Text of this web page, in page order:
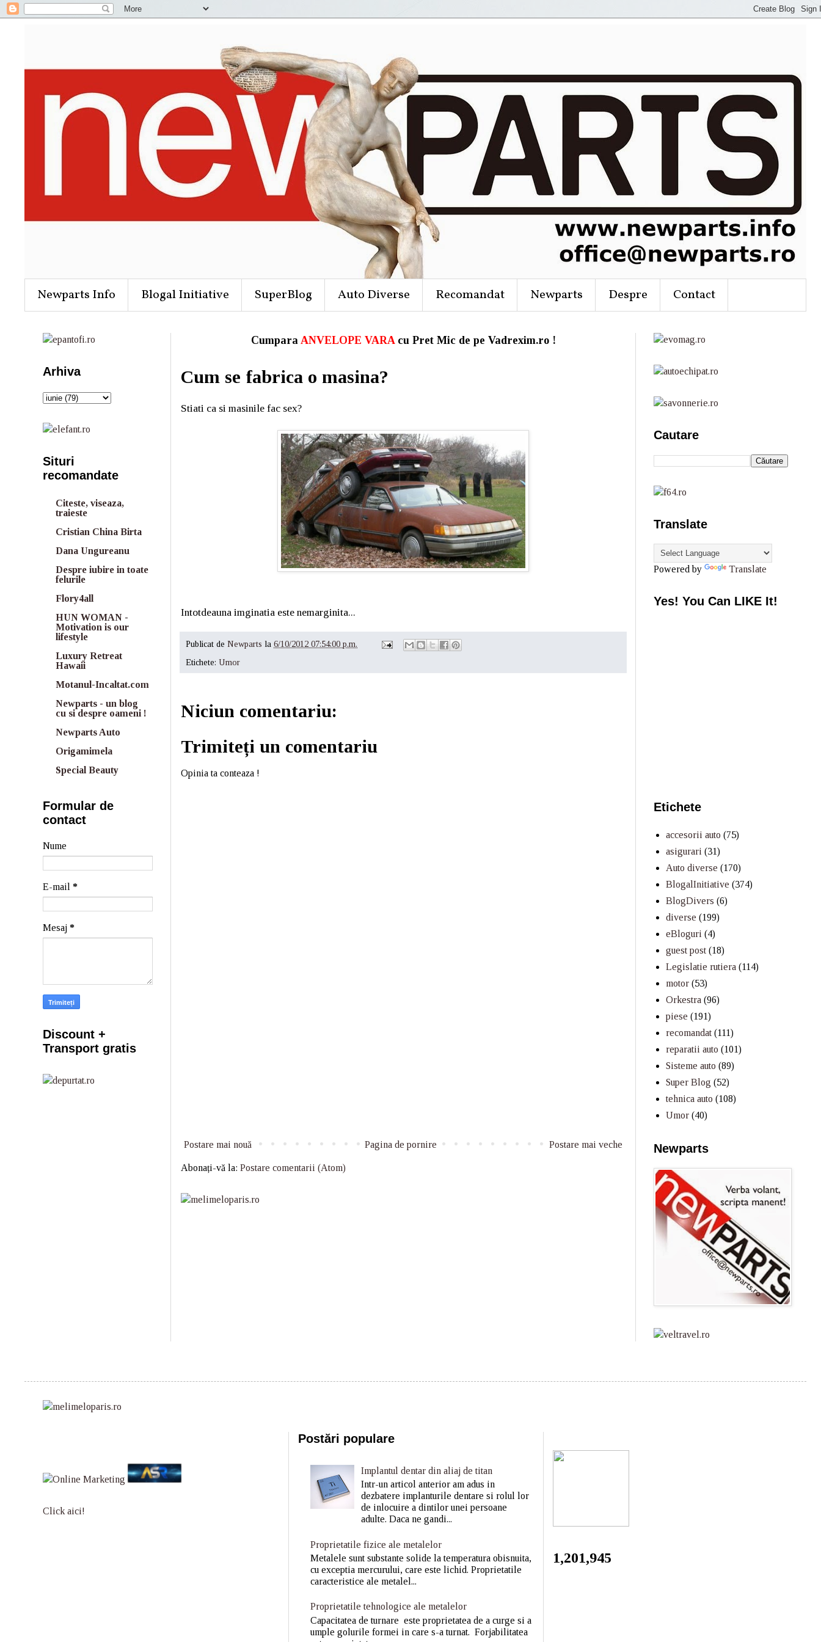
Newparts Info Blogal Initiative SuperBlog Auto Diverse Recomandat Newparts Despre Contact
Cumpara ANVELOPE VARAcu Pret Mic de pe Vadrexim.ro !
Cum se fabrica o masina?
Stiati ca si masinile fac sex?
Intotdeauna imginatia este nemarginita...
Publicat de Newparts la 6/10/2012 07:54:00 p.m.
Etichete: Umor
Niciun comentariu:
Trimiteți un comentariu
Opinia ta conteaza !
Postare mai nouă Postare mai veche
Pagina de pornire
Abonați-vă la: Postare comentarii (Atom)
Arhiva
Situri
recomandate
Citeste, viseaza,
traieste
Cristian China Birta
Dana Ungureanu
Despre iubire in toate
felurile
Flory4all
HUN WOMAN -
Motivation is our
lifestyle
Luxury Retreat
Hawaii
Motanul-Incaltat.com
Newparts - un blog
cu si despre oameni !
Newparts Auto
Origamimela
Special Beauty
Formular de
contact
Nume
E-mail *
Mesaj *
Discount +
Transport gratis
Cautare
Translate
Powered by Translate
Yes! You Can LIKE It!
Etichete
accesorii auto (75)
asigurari (31)
Auto diverse (170)
BlogalInitiative (374)
BlogDivers (6)
diverse (199)
eBloguri (4)
guest post (18)
Legislatie rutiera (114)
motor (53)
Orkestra (96)
piese (191)
recomandat (111)
reparatii auto (101)
Sisteme auto (89)
Super Blog (52)
tehnica auto (108)
Umor (40)
Newparts
Click aici!
Postări populare
Implantul dentar din aliaj de titan
Intr-un articol anterior am adus in
dezbatere implanturile dentare si rolul lor
de inlocuire a dintilor unei persoane
adulte. Daca ne gandi...
Proprietatile fizice ale metalelor
Metalele sunt substante solide la temperatura obisnuita,
cu exceptia mercurului, care este lichid. Proprietatile
caracteristice ale metalel...
Proprietatile tehnologice ale metalelor
Capacitatea de turnare este proprietatea de a curge si a
umple golurile formei in care s-a turnat. Forjabilitatea
1,201,945